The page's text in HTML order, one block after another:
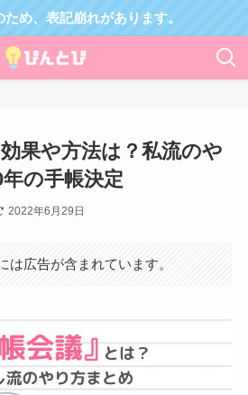
め、表記崩れがあります。
果や方法は？私流のや
の手帳決定
2022年6月29日
は広告が含まれています。